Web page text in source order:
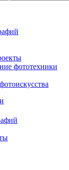
фототехники